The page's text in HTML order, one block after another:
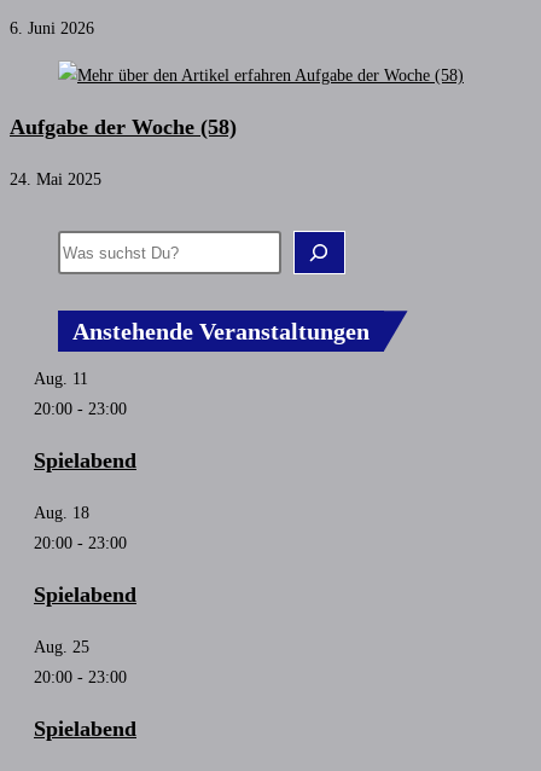
6. Juni 2026
Aufgabe der Woche (58)
24. Mai 2025
Anstehende Veranstaltungen
Aug. 11
20:00 - 23:00
Spielabend
Aug. 18
20:00 - 23:00
Spielabend
Aug. 25
20:00 - 23:00
Spielabend